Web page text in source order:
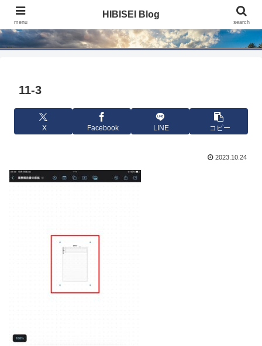
HIBISEI Blog
11-3
X Facebook LINE コピー
2023.10.24
menu
HIBISEI Blog
search